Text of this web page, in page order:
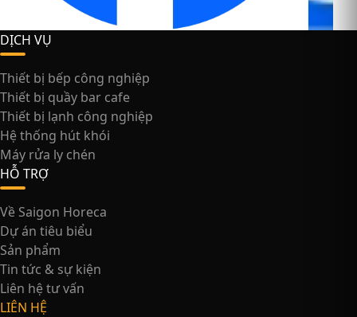
DỊCH VỤ
Thiết bị bếp công nghiệp
Thiết bị quầy bar cafe
Thiết bị lạnh công nghiệp
Hệ thống hút khói
Máy rửa ly chén
HỖ TRỢ
Về Saigon Horeca
Dự án tiêu biểu
Sản phẩm
Tin tức & sự kiện
Liên hệ tư vấn
LIÊN HỆ